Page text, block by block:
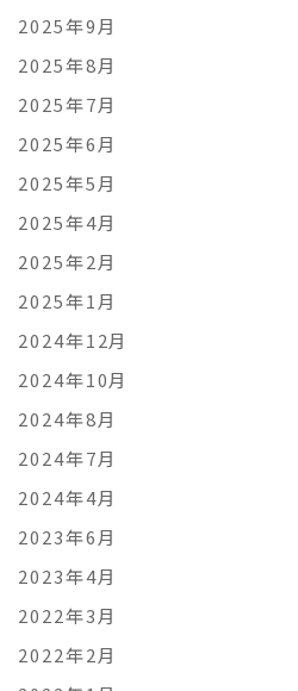
2025年9月
2025年8月
2025年7月
2025年6月
2025年5月
2025年4月
2025年2月
2025年1月
2024年12月
2024年10月
2024年8月
2024年7月
2024年4月
2023年6月
2023年4月
2022年3月
2022年2月